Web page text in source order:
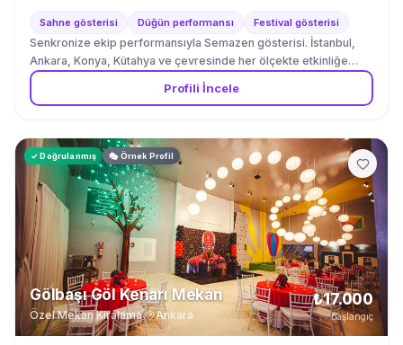
Sahne gösterisi Düğün performansı Festival gösterisi
Senkronize ekip performansıyla Semazen gösterisi. İstanbul,
Ankara, Konya, Kütahya ve çevresinde her ölçekte etkinliğe
uygun program seçenekleri.
Profili İncele
✓ Doğrulanmış 🎭 Örnek Profil
Gölbaşı Göl Kenarı Mekan
Özel Mekan Kiralama· Ankara
₺17.000
başlangıç